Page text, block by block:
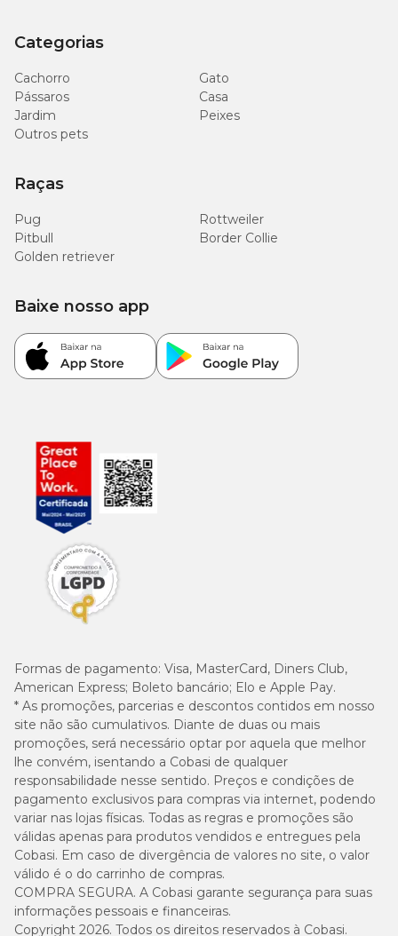
Categorias
Cachorro
Gato
Pássaros
Casa
Jardim
Peixes
Outros pets
Raças
Pug
Rottweiler
Pitbull
Border Collie
Golden retriever
Formas de pagamento: Visa, MasterCard, Diners Club,
American Express; Boleto bancário; Elo e Apple Pay.
* As promoções, parcerias e descontos contidos em nosso
site não são cumulativos. Diante de duas ou mais
promoções, será necessário optar por aquela que melhor
lhe convém, isentando a Cobasi de qualquer
responsabilidade nesse sentido. Preços e condições de
pagamento exclusivos para compras via internet, podendo
variar nas lojas físicas. Todas as regras e promoções são
válidas apenas para produtos vendidos e entregues pela
Cobasi. Em caso de divergência de valores no site, o valor
válido é o do carrinho de compras.
COMPRA SEGURA. A Cobasi garante segurança para suas
informações pessoais e financeiras.
Copyright 2026. Todos os direitos reservados à Cobasi.
Baixe nosso app